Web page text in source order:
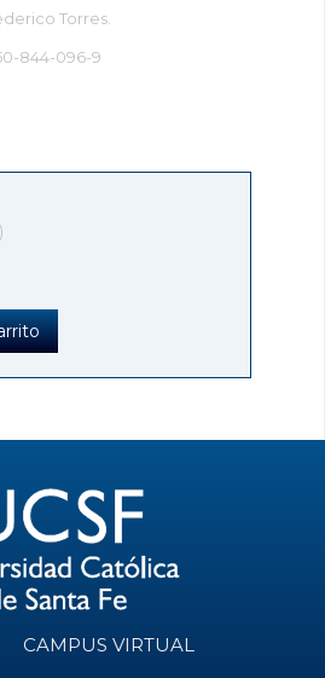
Torres.
844-096-9
CAMPUS VIRTUAL